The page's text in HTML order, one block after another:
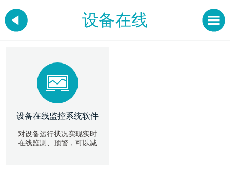
设备在线
设备在线监控系统软件
对设备运行状况实现实时
在线监测、预警，可以减